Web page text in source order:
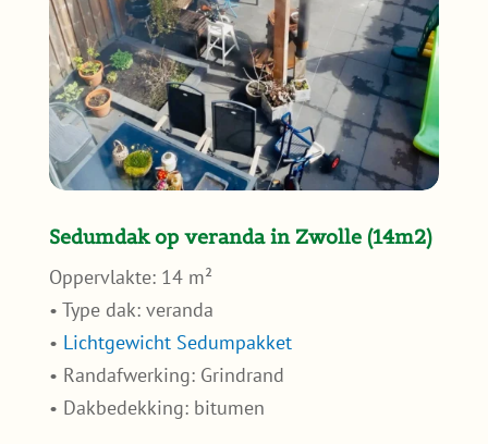
Sedumdak op veranda in Zwolle (14m2)
Oppervlakte: 14 m²
• Type dak: veranda
• Lichtgewicht Sedumpakket
• Randafwerking: Grindrand
• Dakbedekking: bitumen